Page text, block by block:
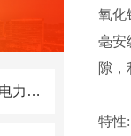
串联谐振耐压试验设备：保障电力设备安全的有效工具
氧化
毫安
隙
特性: